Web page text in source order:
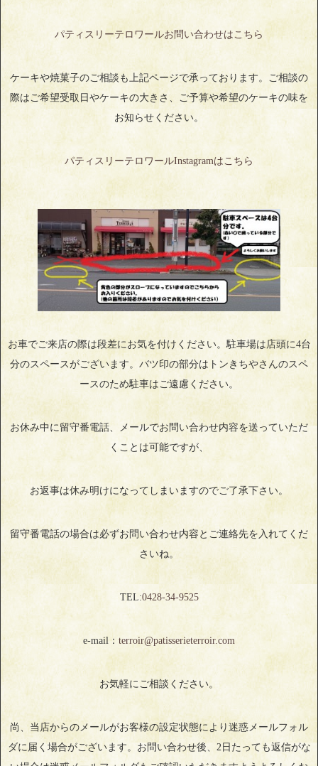
パティスリーテロワールお問い合わせはこちら
ケーキや焼菓子のご相談も上記ページで承っております。ご相談の
際はご希望受取日やケーキの大きさ、ご予算や希望のケーキの味を
お知らせください。
パティスリーテロワールInstagramはこちら
お車でご来店の際は段差にお気を付けください。駐車場は店頭に4台
分のスペースがございます。バツ印の部分はトンきちやさんのスペ
ースのため駐車はご遠慮ください。
お休み中に留守番電話、メールでお問い合わせ内容を送っていただ
くことは可能ですが、
お返事は休み明けになってしまいますのでご了承下さい。
留守番電話の場合は必ずお問い合わせ内容とご連絡先を入れてくだ
さいね。
TEL:0428‐34‐9525
e-mail： terroir@patisserieterroir.com
お気軽にご相談ください。
尚、当店からのメールがお客様の設定状態により迷惑メールフォル
ダに届く場合がございます。お問い合わせ後、2日たっても返信がな